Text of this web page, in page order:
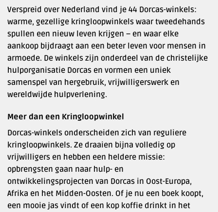
Verspreid over Nederland vind je 44 Dorcas-winkels:
warme, gezellige kringloopwinkels waar tweedehands
spullen een nieuw leven krijgen – en waar elke
aankoop bijdraagt aan een beter leven voor mensen in
armoede. De winkels zijn onderdeel van de christelijke
hulporganisatie Dorcas en vormen een uniek
samenspel van hergebruik, vrijwilligerswerk en
wereldwijde hulpverlening.
Meer dan een Kringloopwinkel
Dorcas-winkels onderscheiden zich van reguliere
kringloopwinkels. Ze draaien bijna volledig op
vrijwilligers en hebben een heldere missie:
opbrengsten gaan naar hulp- en
ontwikkelingsprojecten van Dorcas in Oost-Europa,
Afrika en het Midden-Oosten. Of je nu een boek koopt,
een mooie jas vindt of een kop koffie drinkt in het